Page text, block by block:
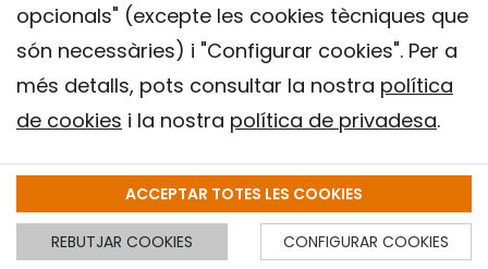
opcionals" (excepte les cookies tècniques que
són necessàries) i "Configurar cookies". Per a
més detalls, pots consultar la nostra política
de cookies i la nostra política de privadesa.
ACCEPTAR TOTES LES COOKIES
REBUTJAR COOKIES CONFIGURAR COOKIES
Contacte
Política de privacitat
Política de Cookies
Institut de Salut Global de Barcelona (ISGlobal), 2018.